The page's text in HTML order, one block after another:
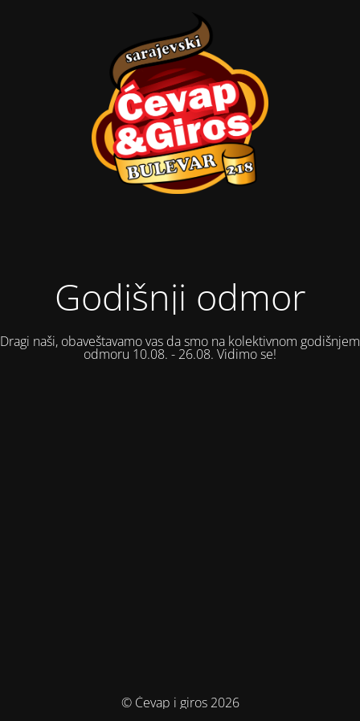
Godišnji odmor
Dragi naši, obaveštavamo vas da smo na kolektivnom godišnjem
odmoru 10.08. - 26.08. Vidimo se!
© Ćevap i giros 2026